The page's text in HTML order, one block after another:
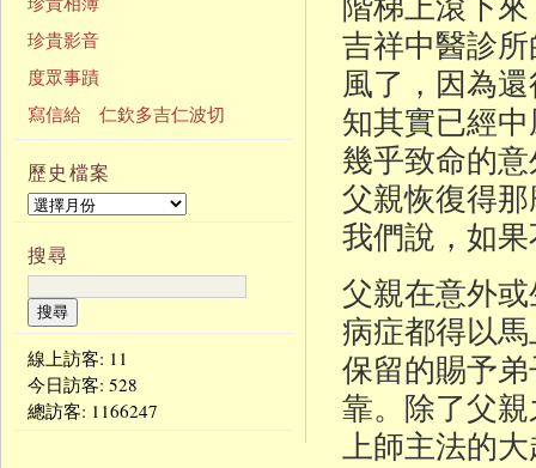
吉祥中醫診
風了，因為
知其實已經
幾乎致命的
父親恢復得
我們說，如
父親在意外
病症都得以
保留的賜予
靠。除了父
上師主法的
珍貴影音
度眾事蹟
寫信給 仁欽多吉仁波切
歷史檔案
搜尋
線上訪客: 11
今日訪客: 528
總訪客: 1166247